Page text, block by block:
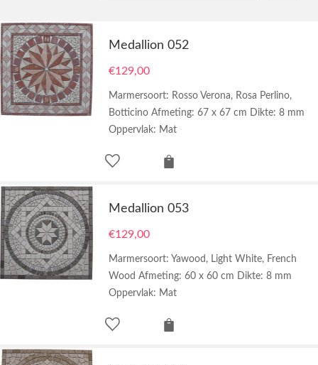
Medallion 052
€129,00
Marmersoort: Rosso Verona, Rosa Perlino,
Botticino Afmeting: 67 x 67 cm Dikte: 8 mm
Oppervlak: Mat
Medallion 053
€129,00
Marmersoort: Yawood, Light White, French
Wood Afmeting: 60 x 60 cm Dikte: 8 mm
Oppervlak: Mat